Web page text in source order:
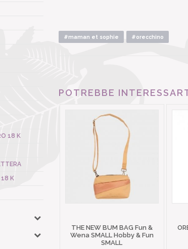
18 K
18 K
#maman et sophie #orecchino
POTREBBE
THE NEW BUM BAG Fun &
Wena SMALL Hobby & Fun
SMALL